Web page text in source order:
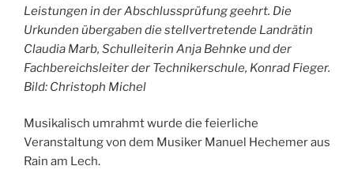
Leistungen in der Abschlussprüfung geehrt. Die
Urkunden übergaben die stellvertretende Landrätin
Claudia Marb, Schulleiterin Anja Behnke und der
Fachbereichsleiter der Technikerschule, Konrad Fieger.
Bild: Christoph Michel
Musikalisch umrahmt wurde die feierliche
Veranstaltung von dem Musiker Manuel Hechemer aus
Rain am Lech.